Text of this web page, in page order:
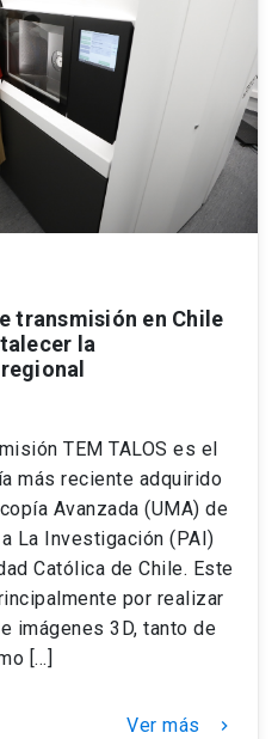
transmisión en Chile
la
TEM TALOS es el
más reciente adquirido
Avanzada (UMA) de
La Investigación (PAI)
Católica de Chile. Este
por realizar
imágenes 3D, tanto de
[…]
Ver más keyboard_arrow_right